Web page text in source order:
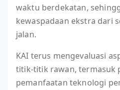
waktu berdekatan,
kewaspadaan ekstra dari
jalan.
KAI terus mengevaluasi
titik-titik rawan, termasuk
pemanfaatan teknologi